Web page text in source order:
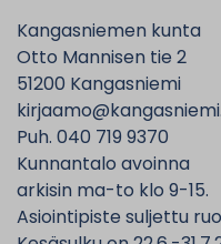
Kangasniemen kunta
Otto Mannisen tie 2
51200 Kangasniemi
Puh. 040 719 9370
Kunnantalo avoinna
arkisin ma-to klo 9-15.
Asiointipiste suljettu